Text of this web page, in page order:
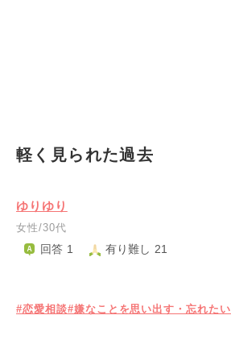
軽く見られた過去
ゆりゆり
女性/30代
回答 1 有り難し 21
#恋愛相談#嫌なことを思い出す・忘れたい